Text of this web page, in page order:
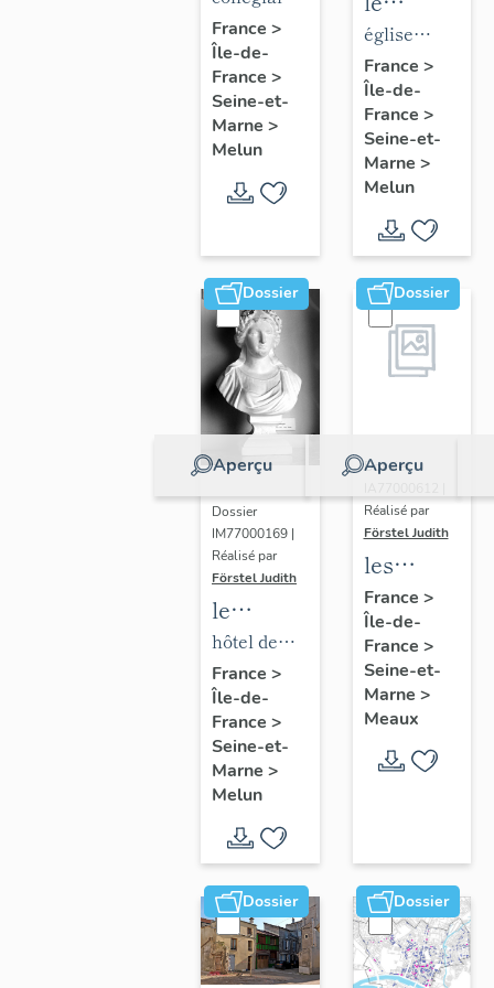
de la
collégiale
Notre-
Dame
Notre-
Dame
France >
Île-de-
France >
Seine-et-
Marne >
Melun
mobilier
de
l'église
Saint-
Aspais
église
paroissiale
Saint-
Aspais
France >
Île-de-
France >
Seine-et-
Marne >
Melun
Dossier
Aperçu
Dossier
IM77000169 |
Réalisé par
Förstel Judith
le
mobilier
de l'hôtel
de ville
hôtel de
ville
France >
Île-de-
France >
Seine-et-
Marne >
Melun
Dossier
Aperçu
Dossier
Réalisé par
Förstel Judith
les
maisons
et
immeubles
de
Meaux
France >
Île-de-
France >
Seine-et-
Marne >
Meaux
Dossier Dossier